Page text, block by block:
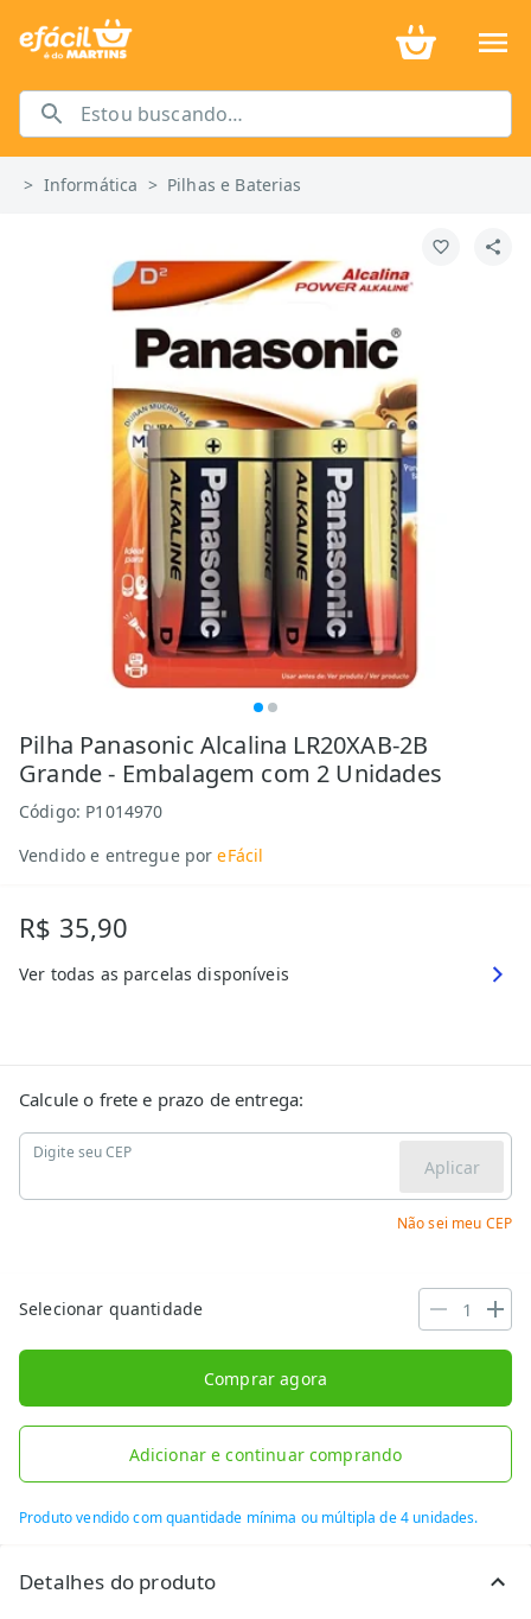
> Informática > Pilhas e Baterias
Pilha Panasonic Alcalina LR20XAB-2B
Grande - Embalagem com 2 Unidades
Código: P1014970
Vendido e entregue por eFácil
R$ 35,90
Ver todas as parcelas disponíveis
Calcule o frete e prazo de entrega:
Digite seu CEP
Aplicar
Não sei meu CEP
Selecionar quantidade
Comprar agora
Adicionar e continuar comprando
Produto vendido com quantidade mínima ou múltipla de 4 unidades.
Detalhes do produto